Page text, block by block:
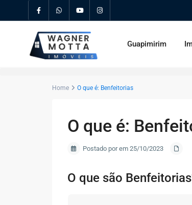
Guapimirim
Home O que é: Benfeitorias
O que é:
Postado por em 25/10/2023
O que são